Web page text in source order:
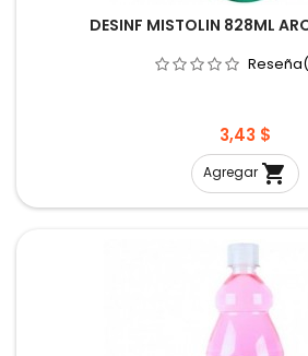
DESINF MISTOLIN 828ML
Precio
3,43 $
Agregar 